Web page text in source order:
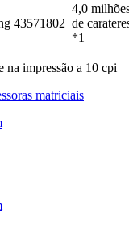
43571802
4,0
de
*1
na impressão a 10 cpi
matriciais